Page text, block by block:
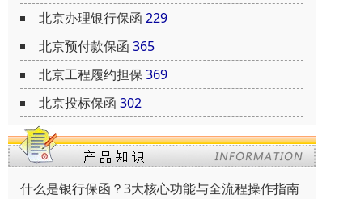
北京办理银行保函 229
北京预付款保函 365
北京工程履约担保 369
北京投标保函 302
什么是银行保函？3大核心功能与全流程操作指南